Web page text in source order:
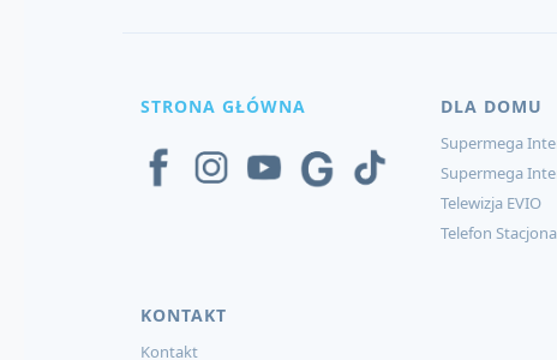
STRONA GŁÓWNA DLA DOMU
Supermega
Supermega
Telewizja EVIO
Telefon
KONTAKT
Kontakt